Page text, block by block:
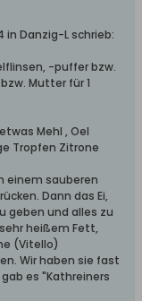
in Danzig-L schrieb:
-puffer bzw.
Mutter für 1
Mehl , Oel
Tropfen Zitrone
einem sauberen
Dann das Ei,
geben und alles zu
heißem Fett,
(Vitello)
Wir haben sie fast
es "Kathreiners